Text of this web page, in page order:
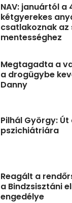
NAV: januártól a
kétgyerekes
csatlakoznak az
mentességhez
Megtagadta a
a drogügybe
Danny
Pilhál György: Út
pszichiátriára
Reagált a
a Bindzsisztáni
engedélye